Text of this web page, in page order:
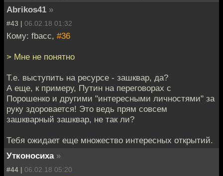
Abrikos41 »
#43 | 06.02.18 01:32
Кому: fbacc, #36
> Мне не понятно
Т.е. выступить на ресурсе - зашквар, да?
А еще, к примеру, Путин на переговорах с
Порошенко и другими "интересными личностями" за
руку здоровается! Это ведь прям совсем
зашкварный зашквар, не так ли?
Тебя ожидает еще множество интересных открытий.
Утконосиха »
#44 | 06.02.18 05:20